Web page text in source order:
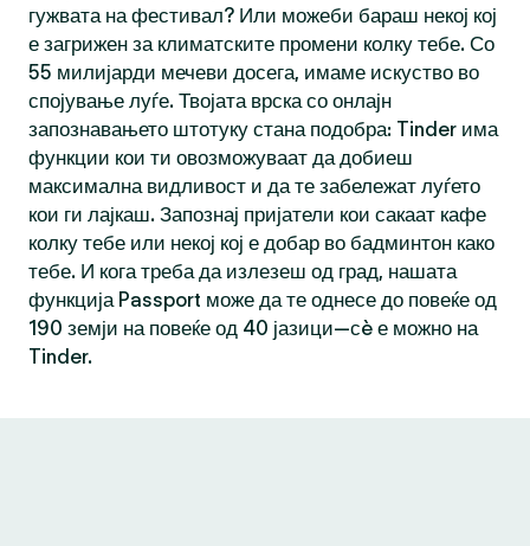
гужвата на фестивал? Или можеби бараш некој кој
е загрижен за климатските промени колку тебе. Со
55 милијарди мечеви досега, имаме искуство во
спојување луѓе. Твојата врска со онлајн
запознавањето штотуку стана подобра: Tinder има
функции кои ти овозможуваат да добиеш
максимална видливост и да те забележат луѓето
кои ги лајкаш. Запознај пријатели кои сакаат кафе
колку тебе или некој кој е добар во бадминтон како
тебе. И кога треба да излезеш од град, нашата
функција Passport може да те однесе до повеќе од
190 земји на повеќе од 40 јазици—сè е можно на
Tinder.